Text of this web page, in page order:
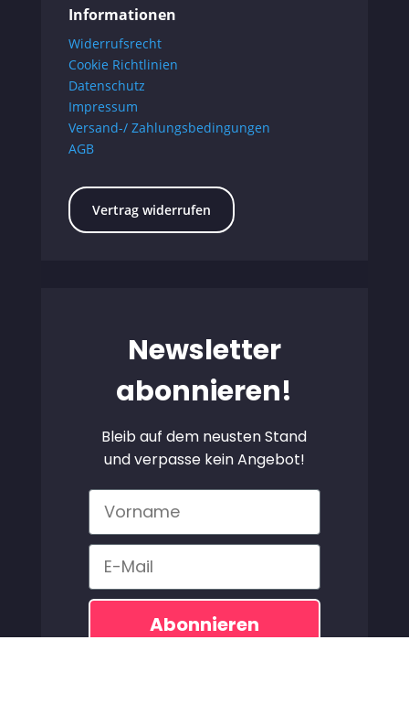
Informationen
Widerrufsrecht
Cookie Richtlinien
Datenschutz
Impressum
Versand-/ Zahlungsbedingungen
AGB
Vertrag widerrufen
Newsletter
abonnieren!
Bleib auf dem neusten Stand
und verpasse kein Angebot!
Vorname
Email
Abonnieren